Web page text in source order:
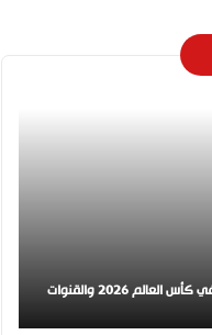
موعد مباراة إنجلترا وكرواتيا في كأس العالم 2026 والقنوات